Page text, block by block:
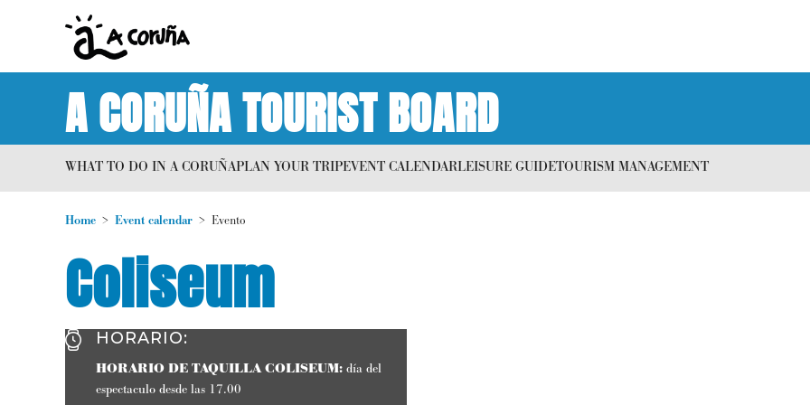
A CORUÑA TOURIST BOARD
WHAT TO DO IN A CORUÑAPLAN YOUR TRIPEVENT CALENDARLEISURE GUIDETOURISM MANAGEMENT
Home Event calendar Evento
Coliseum
HORARIO:
HORARIO DE TAQUILLA COLISEUM: día del
espectaculo desde las 17.00